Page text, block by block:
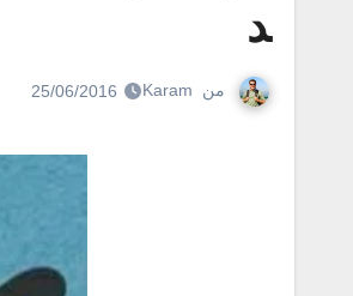
د
من Karam
25/06/2016